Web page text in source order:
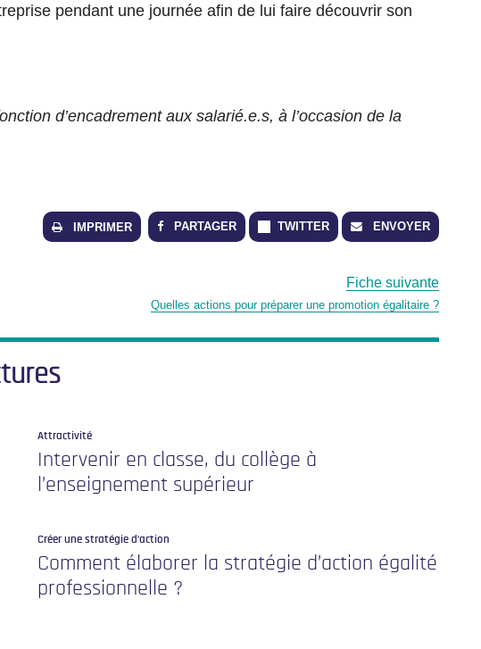
pendant une journée afin de lui faire découvrir son
d’encadrement aux salarié.e.s, à l’occasion de la
IMPRIMER PARTAGER TWITTER ENVOYER
Fiche suivante
Quelles actions pour préparer une promotion égalitaire ?
Attractivité
Intervenir en classe, du collège à
l’enseignement supérieur
Créer une stratégie d’action
Comment élaborer la stratégie d’action égalité
professionnelle ?